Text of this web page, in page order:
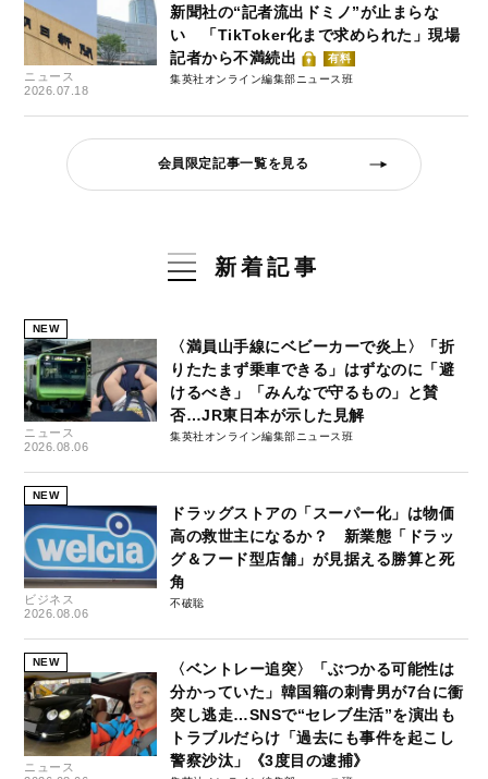
ニュース
2026.07.18
新聞社の“記者流出ドミノ”が止まらな
い 「TikToker化まで求められた」現場
記者から不満続出
有料
集英社オンライン編集部ニュース班
会員限定記事一覧を見る
新着記事
NEW
ニュース
2026.08.06
〈満員山手線にベビーカーで炎上〉「折
りたたまず乗車できる」はずなのに「避
けるべき」「みんなで守るもの」と賛
否…JR東日本が示した見解
集英社オンライン編集部ニュース班
NEW
ビジネス
2026.08.06
ドラッグストアの「スーパー化」は物価
高の救世主になるか？ 新業態「ドラッ
グ＆フード型店舗」が見据える勝算と死
角
不破聡
NEW
ニュース
〈ベントレー追突〉「ぶつかる可能性は
分かっていた」韓国籍の刺青男が7台に衝
突し逃走…SNSで“セレブ生活”を演出も
トラブルだらけ「過去にも事件を起こし
警察沙汰」《3度目の逮捕》